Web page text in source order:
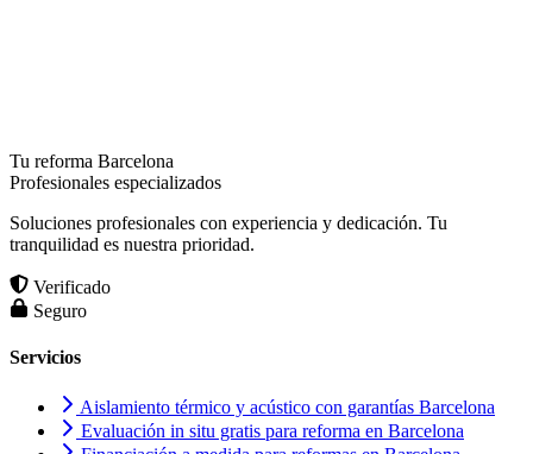
Tu reforma Barcelona
Profesionales especializados
Soluciones profesionales con experiencia y dedicación. Tu
tranquilidad es nuestra prioridad.
Verificado
Seguro
Servicios
Aislamiento térmico y acústico con garantías Barcelona
Evaluación in situ gratis para reforma en Barcelona